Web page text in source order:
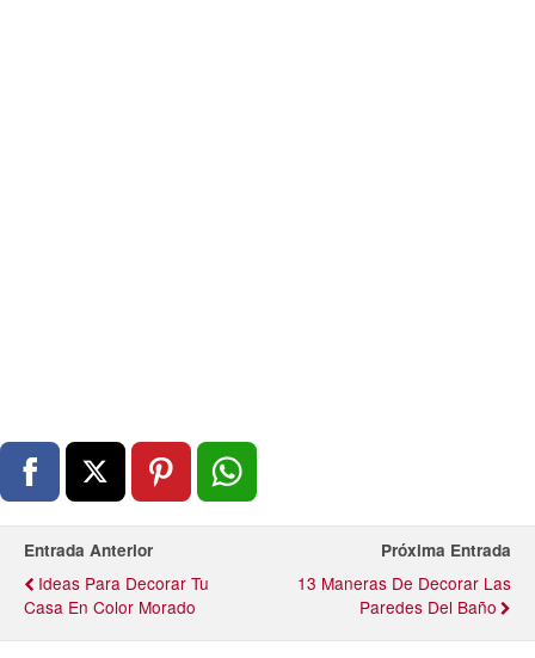
Entrada Anterior
Ideas Para Decorar Tu
Casa En Color Morado
Próxima Entrada
13 Maneras De Decorar Las
Paredes Del Baño